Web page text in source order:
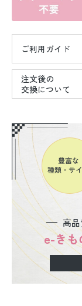
ご利用ガイド
注文後の
交換について
高
e-きも